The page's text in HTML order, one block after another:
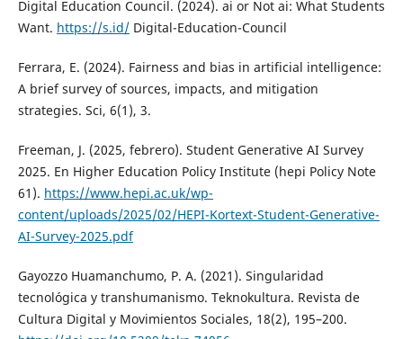
Digital Education Council. (2024). ai or Not ai: What Students
Want. https://s.id/Digital-Education-Council
Ferrara, E. (2024). Fairness and bias in artificial intelligence:
A brief survey of sources, impacts, and mitigation
strategies. Sci, 6(1), 3.
Freeman, J. (2025, febrero). Student Generative AI Survey
2025. En Higher Education Policy Institute (hepi Policy Note
61). https://www.hepi.ac.uk/wp-
content/uploads/2025/02/HEPI-Kortext-Student-Generative-
AI-Survey-2025.pdf
Gayozzo Huamanchumo, P. A. (2021). Singularidad
tecnológica y transhumanismo. Teknokultura. Revista de
Cultura Digital y Movimientos Sociales, 18(2), 195–200.